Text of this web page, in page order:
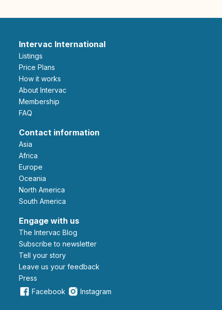
Intervac International
Listings
Price Plans
How it works
About Intervac
Membership
FAQ
Contact information
Asia
Africa
Europe
Oceania
North America
South America
Engage with us
The Intervac Blog
Subscribe to newsletter
Tell your story
leave us your feedback
Press
Facebook
Instagram